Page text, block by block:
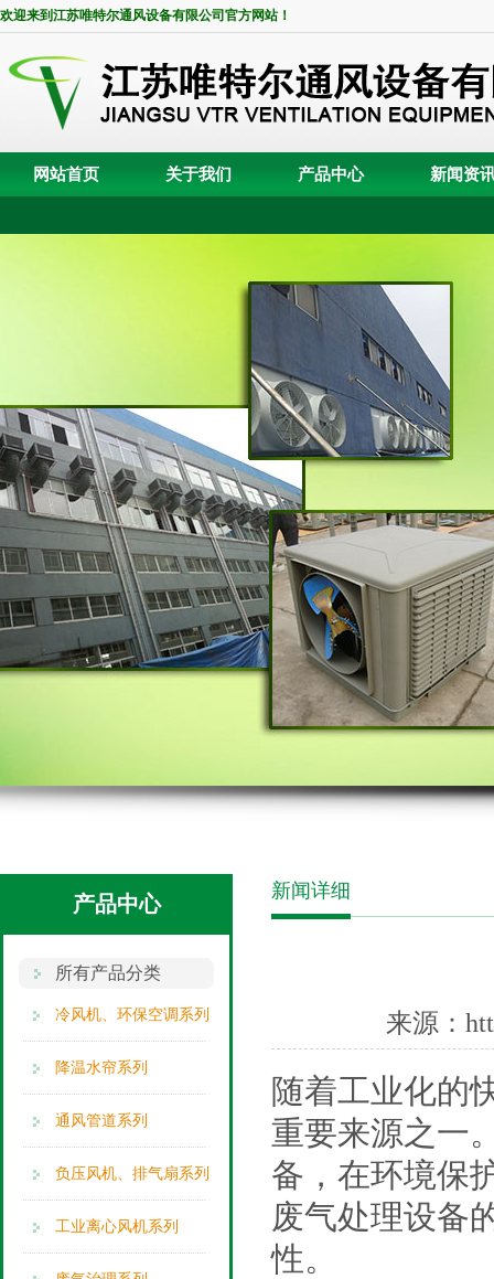
欢迎来到江苏唯特尔通风设备有限公司官方网站！
网站首页 关于我们 产品中心 新闻资
产品中心
所有产品分类
冷风机、环保空调系列
降温水帘系列
通风管道系列
负压风机、排气扇系列
工业离心风机系列
新闻详细
来源：
随着工业化的
重要来源之一
备，在环境保
废气处理设备
性。